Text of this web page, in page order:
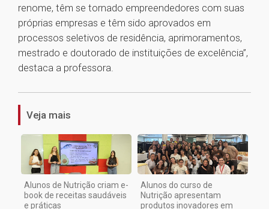
renome, têm se tornado empreendedores com suas
próprias empresas e têm sido aprovados em
processos seletivos de residência, aprimoramentos,
mestrado e doutorado de instituições de excelência”,
destaca a professora.
Veja mais
Alunos de Nutrição criam e-
book de receitas saudáveis
e práticas
Alunos do curso de
Nutrição apresentam
produtos inovadores em